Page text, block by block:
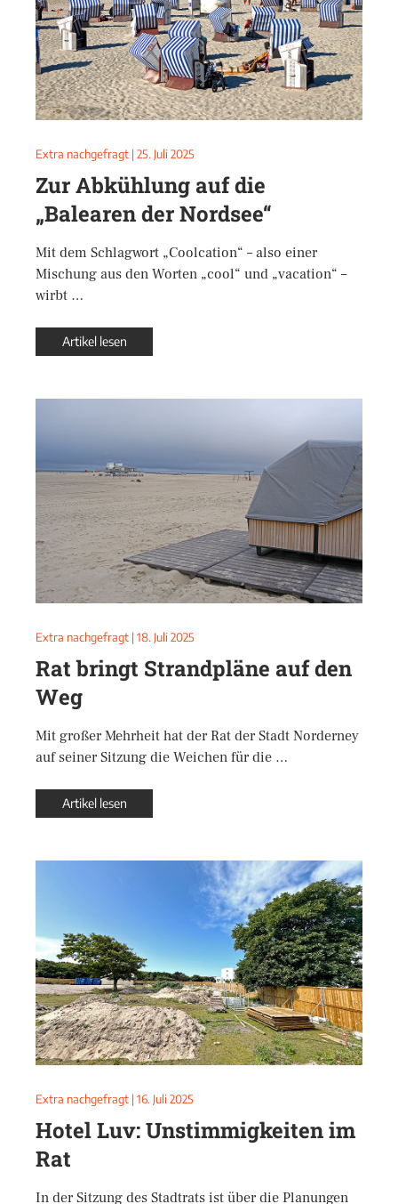
Extra nachgefragt | 25. Juli 2025
Zur Abkühlung auf die
„Balearen der Nordsee“
Mit dem Schlagwort „Coolcation“ – also einer
Mischung aus den Worten „cool“ und „vacation“ –
wirbt …
Artikel lesen
Extra nachgefragt | 18. Juli 2025
Rat bringt Strandpläne auf den
Weg
Mit großer Mehrheit hat der Rat der Stadt Norderney
auf seiner Sitzung die Weichen für die …
Artikel lesen
Extra nachgefragt | 16. Juli 2025
Hotel Luv: Unstimmigkeiten im
Rat
In der Sitzung des Stadtrats ist über die Planungen